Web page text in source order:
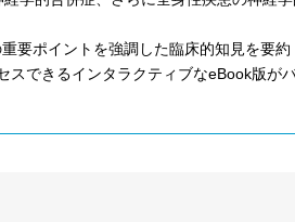
要ポイントを強調した臨床的知見を要約
スできるインタラクティブなeBook版が